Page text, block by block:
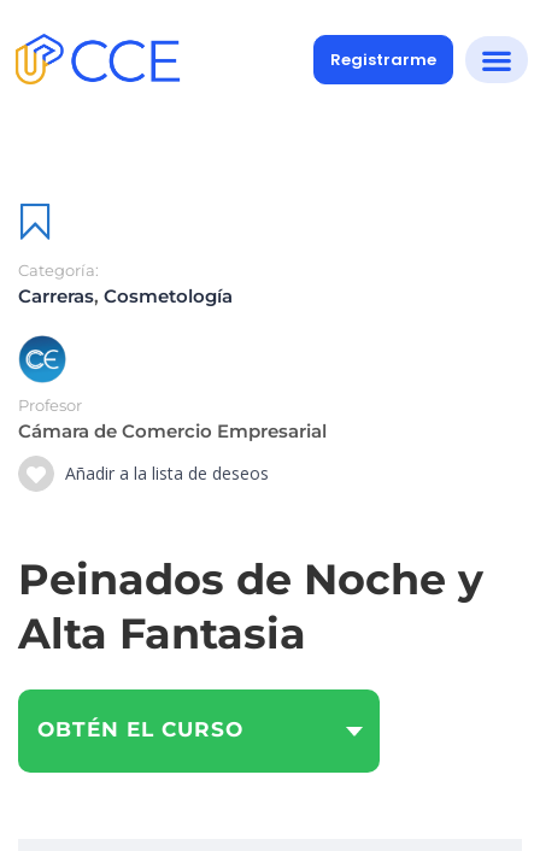
Registrarme
Categoría:
Carreras, Cosmetología
Profesor
Cámara de Comercio Empresarial
Añadir a la lista de deseos
Peinados de Noche y
Alta Fantasia
OBTÉN EL CURSO